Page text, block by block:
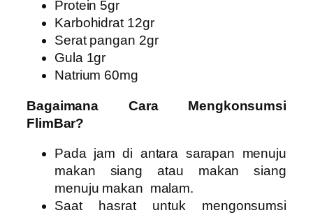
Protein 5gr
Karbohidrat 12gr
Serat pangan 2gr
Gula 1gr
Natrium 60mg
Bagaimana Cara Mengkonsumsi
FlimBar?
Pada jam di antara sarapan menuju
makan siang atau makan siang
menuju makan malam.
Saat hasrat untuk mengonsumsi